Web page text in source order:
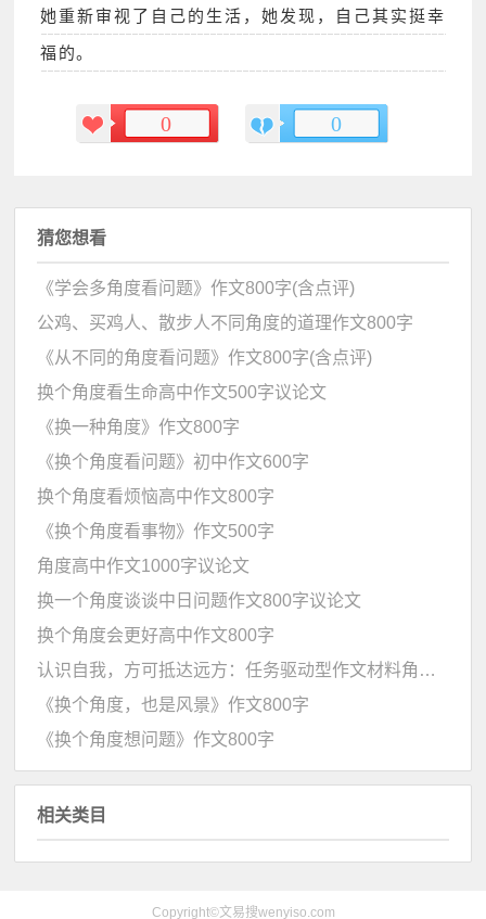
她重新审视了自己的生活，她发现，自己其实挺幸
福的。
0 0
猜您想看
《学会多角度看问题》作文800字(含点评)
公鸡、买鸡人、散步人不同角度的道理作文800字
《从不同的角度看问题》作文800字(含点评)
换个角度看生命高中作文500字议论文
《换一种角度》作文800字
《换个角度看问题》初中作文600字
换个角度看烦恼高中作文800字
《换个角度看事物》作文500字
角度高中作文1000字议论文
换一个角度谈谈中日问题作文800字议论文
换个角度会更好高中作文800字
认识自我，方可抵达远方：任务驱动型作文材料角度分析
《换个角度，也是风景》作文800字
《换个角度想问题》作文800字
相关类目
Copyright©文易搜wenyiso.com